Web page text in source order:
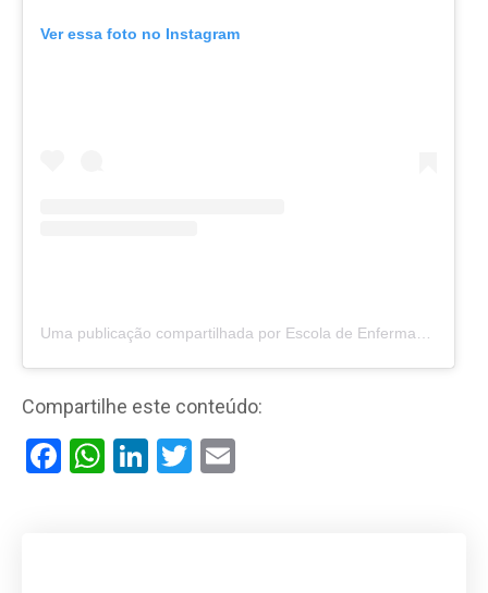
Ver essa foto no Instagram
Compartilhe este conteúdo:
Facebook
WhatsApp
LinkedIn
Twitter